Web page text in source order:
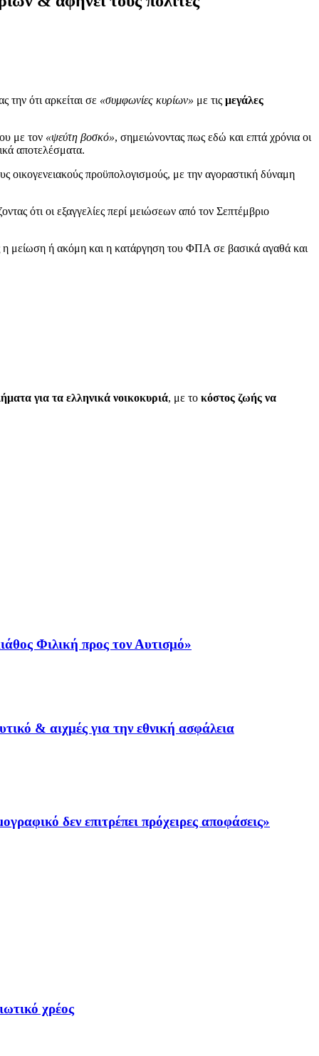
την ότι αρκείται σε «συμφωνίες κυρίων» με τις μεγάλες
με τον «ψεύτη βοσκό», σημειώνοντας πως εδώ και επτά χρόνια οι
αποτελέσματα.
οικογενειακούς προϋπολογισμούς, με την αγοραστική δύναμη
ότι οι εξαγγελίες περί μειώσεων από τον Σεπτέμβριο
μείωση ή ακόμη και η κατάργηση του ΦΠΑ σε βασικά αγαθά και
για τα ελληνικά νοικοκυριά, με το κόστος ζωής να
Φιλική προς τον Αυτισμό»
& αιχμές για την εθνική ασφάλεια
δεν επιτρέπει πρόχειρες αποφάσεις»
χρέος